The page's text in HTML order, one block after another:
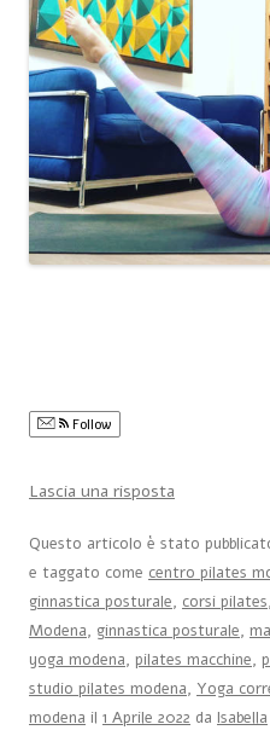
Follow
Lascia una risposta
Questo articolo è stato
e taggato come centro pilates
ginnastica posturale, corsi pilates,
Modena, ginnastica posturale,
yoga modena, pilates macchine,
studio pilates modena, Yoga
modena il 1 Aprile 2022 da Isabella